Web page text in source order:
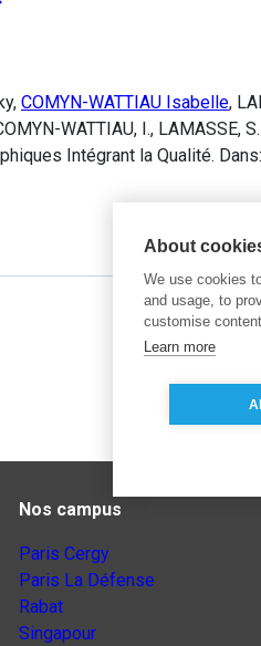
COMYN-WATTIAU Isabelle,
WATTIAU, I.,
Intégrant la Qualité.
Nos campus
Paris Cergy
Paris La Défense
Rabat
Singapour
About
We use cookies
and usage, to
customise
Learn more